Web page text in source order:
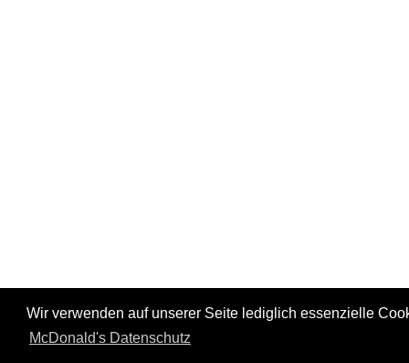
Wir verwenden auf unserer Seite lediglich essenzielle
McDonald's Datenschutz
© Copyright - McDonald's Magdeburg |